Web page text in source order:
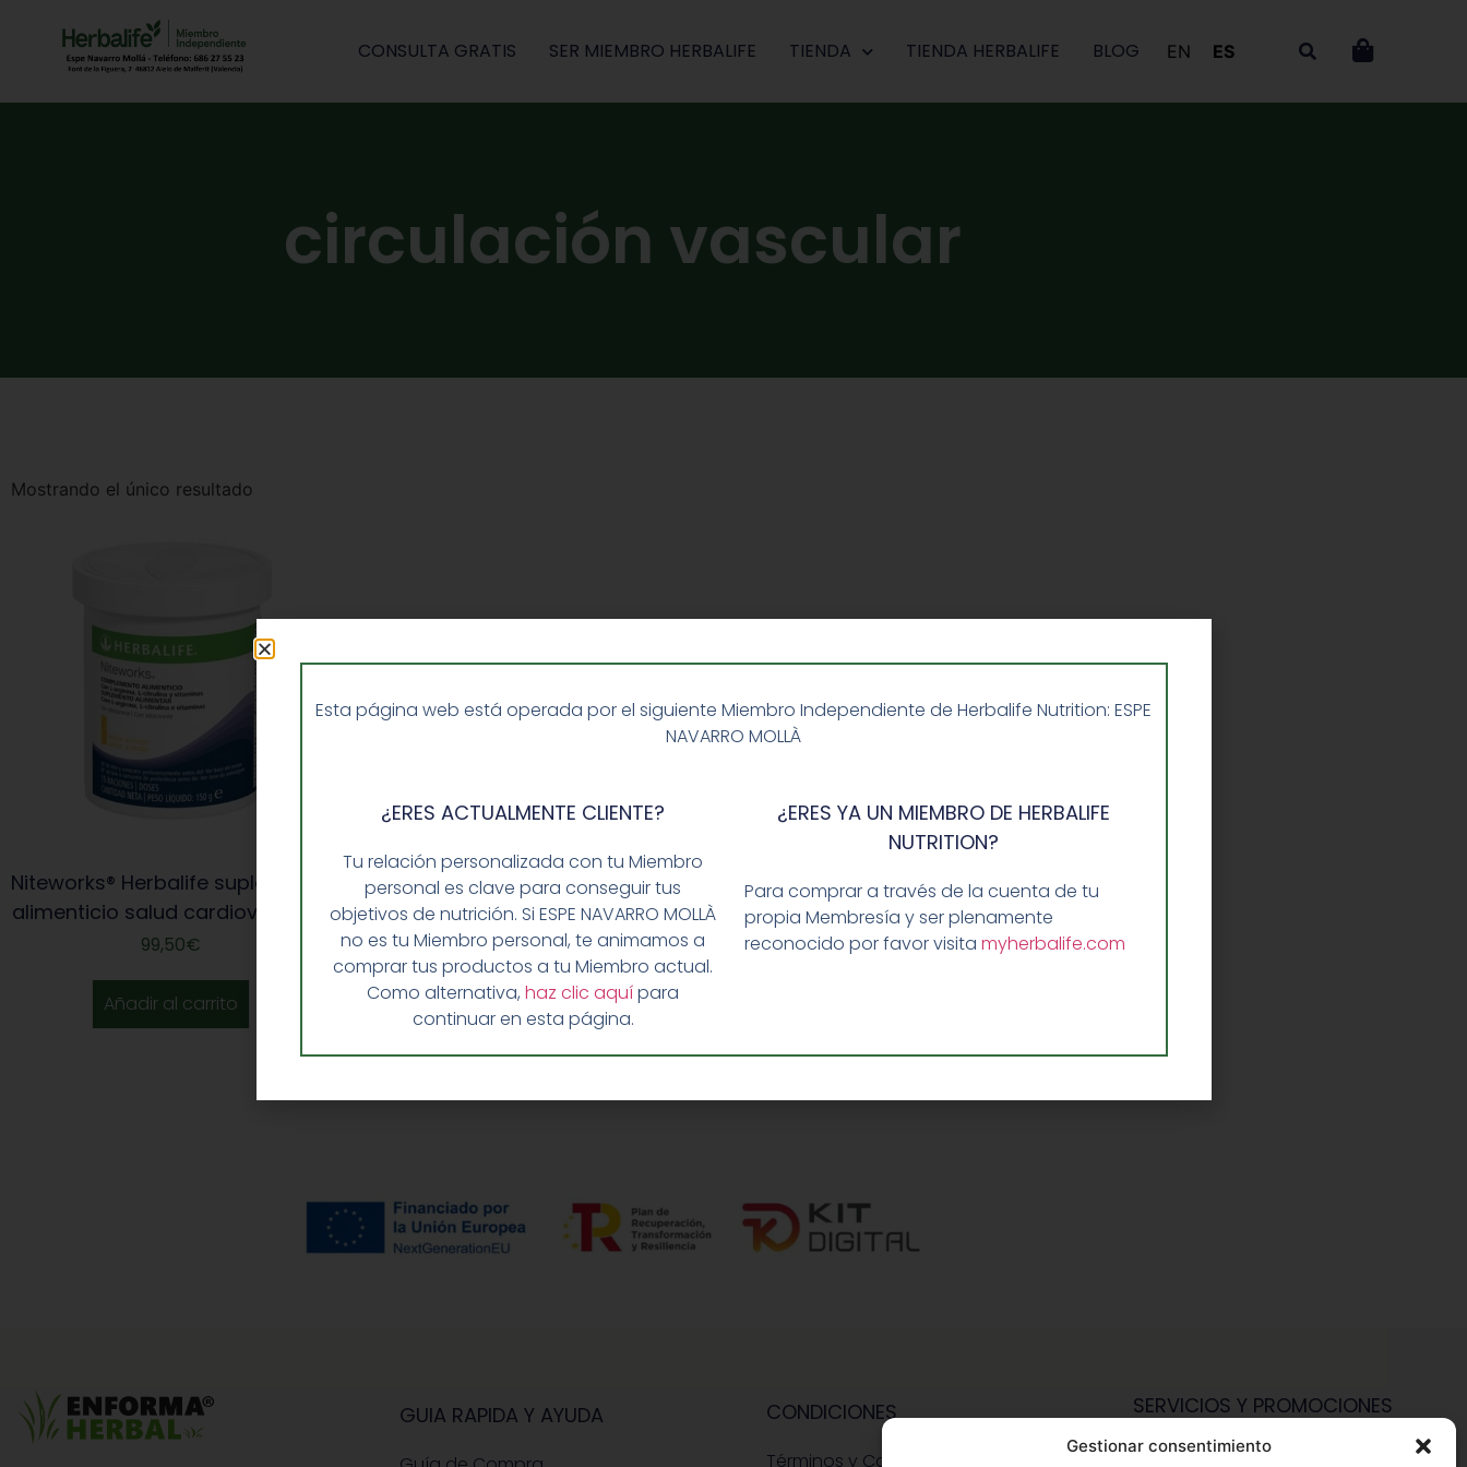
Gestionar consentimiento
CONSULTA GRATIS SER MIEMBRO HERBALIFE TIENDA TIENDA HERBALIFE BLOG EN ES
circulación vascular
Mostrando el único resultado
Niteworks® Herbalife suplemento
alimenticio salud cardiovascular
99,50€
Añadir al carrito
GUIA RAPIDA Y AYUDA CONDICIONES
Términos y Condiciones
SERVICIOS Y PROMOCIONES
Hazte Miembro Herbalife
Esta página web está operada por el siguiente Miembro Independiente de Herbalife Nutrition: ESPE
NAVARRO MOLLÀ
¿ERES ACTUALMENTE CLIENTE?
Tu relación personalizada con tu Miembro
personal es clave para conseguir tus
objetivos de nutrición. Si ESPE NAVARRO MOLLÀ
no es tu Miembro personal, te animamos a
comprar tus productos a tu Miembro actual.
Como alternativa,haz clic aquípara
continuar en esta página.
¿ERES YA UN MIEMBRO DE HERBALIFE
NUTRITION?
Para comprar a través de la cuenta de tu
propia Membresía y ser plenamente
reconocido por favor visita myherbalife.com